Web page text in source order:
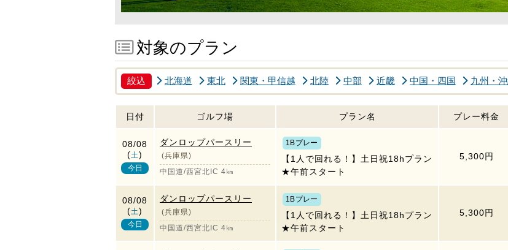
対象のプラン
絞込 北海道 東北 関東・甲信越 北陸 中部 近畿 中国・四国 九州・
日付 ゴルフ場 プラン名 プレー料金
08/08
(土)
今日
ダンロップパースリー
(兵庫県)
中国道/西宮北IC 4㎞
1Bプレー
【1人で回れる！】土日祝18hプラン
★午前スタート
5,300円
08/08
(土)
今日
ダンロップパースリー
(兵庫県)
中国道/西宮北IC 4㎞
1Bプレー
【1人で回れる！】土日祝18hプラン
★午前スタート
5,300円